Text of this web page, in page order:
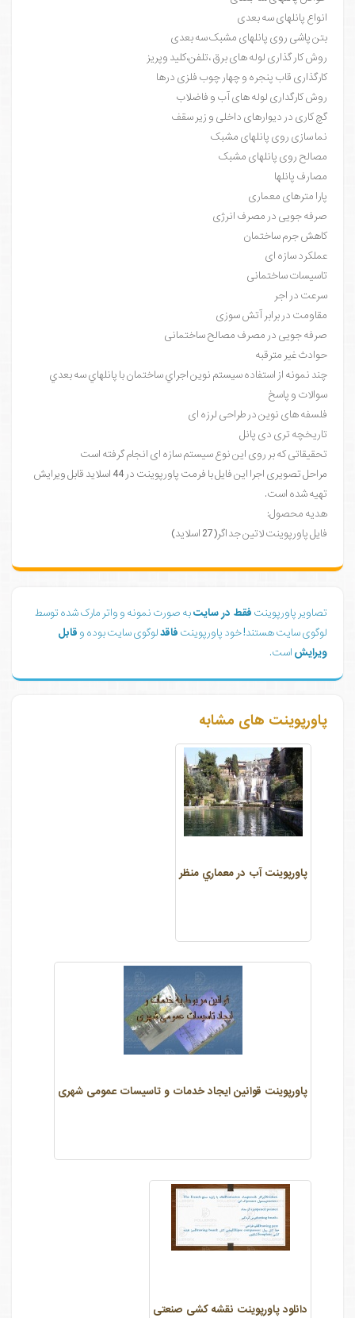
انواع پانلهای سه بعدی
بتن پاشی روی پانلهای مشبک سه بعدی
روش کار گذاری لوله های برق ،تلفن،کلید وپریز
کارگذاری قاب پنجره و چهار چوب فلزی درها
روش کارگداری لوله های آب و فاضلاب
گچ کاری در دیوارهای داخلی و زیر سقف
نما سازی روی پانلهای مشبک
مصالح روی پانلهای مشبک
مصارف پانلها
پارا مترهای معماری
صرفه جویی در مصرف انرژی
کاهش جرم ساختمان
عملکرد سازه ای
تاسیسات ساختمانی
سرعت در اجر
مقاومت در برابر آتش سوزی
صرفه جویی در مصرف مصالح ساختمانی
حوادث غیر مترقبه
چند نمونه از استفاده سيستم نوين اجراي ساختمان با پانلهاي سه بعدي
سوالات و پاسخ
فلسفه های نوین در طراحی لرزه ای
تاریخچه تری دی پانل
تحقیقاتی که بر روی این نوع سیستم سازه ای انجام گرفته است
مراحل تصویری اجرا این فایل با فرمت پاورپوینت در 44 اسلاید قابل ویرایش
تهیه شده است.
هدیه محصول:
فایل پاورپوینت لاتین جداگر(27 اسلاید)
تصاویر پاورپوینت فقط در سایتبه صورت نمونه و واتر مارک شده توسط
لوگوی سایت هستند! خود پاورپوینت فاقدلوگوی سایت بوده و قابل
ویرایش است.
پاورپوینت های مشابه
پاورپوینت آب در معماري منظر
پاورپوینت قوانین ایجاد خدمات و تاسیسات عمومی شهری
دانلود پاورپوینت نقشه کشی صنعتی